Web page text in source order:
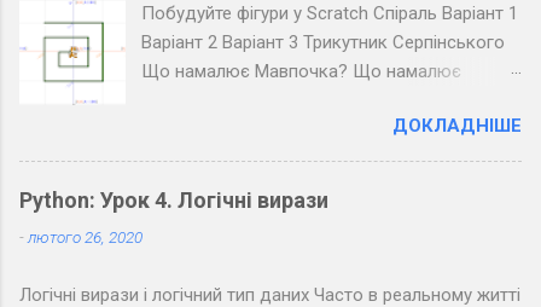
паузи між буквами, ще довші між словами).
Розкодуйте повідомлення своїх товаришів.
Побудуйте фігури у Scratch Спіраль Варіант 1
Варіант 2 Варіант 3 Трикутник Серпінського
Що намалює Мавпочка? Що намалює
ДОКЛАДНІШЕ
Python: Урок 4. Логічні вирази
- лютого 26, 2020
Логічні вирази і логічний тип даних Часто в реальному житті